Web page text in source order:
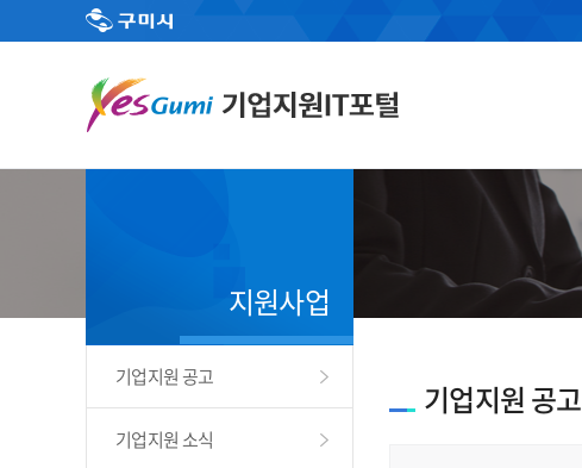
지원사업
기업지원 공고
기업지원 소식
기업지원 공고